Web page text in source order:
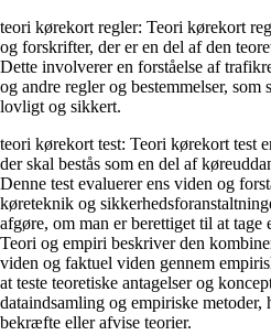
teori kørekort regler: Teori kørekort
og forskrifter, der er en del af den
Dette involverer en forståelse af
og andre regler og bestemmelser,
lovligt og sikkert.
teori kørekort test: Teori kørekort test
der skal bestås som en del af
Denne test evaluerer ens viden og
køreteknik og
afgøre, om man er berettiget til at tage
Teori og empiri beskriver den
viden og faktuel viden gennem
at teste teoretiske antagelser og
dataindsamling og empiriske
bekræfte eller afvise teorier.